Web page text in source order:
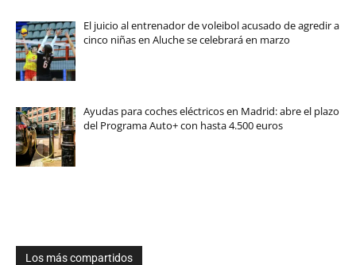
El juicio al entrenador de voleibol acusado de agredir a
cinco niñas en Aluche se celebrará en marzo
Ayudas para coches eléctricos en Madrid: abre el plazo
del Programa Auto+ con hasta 4.500 euros
Los más compartidos